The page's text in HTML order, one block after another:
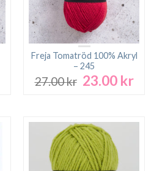
Freja Tomatröd 100% Akryl
– 245
27.00kr Det
27.00 kr.
23.00 krDet